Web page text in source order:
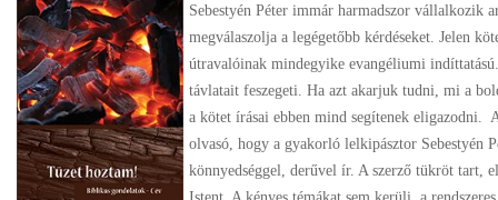
Sebestyén Péter immár harmadszor vállalkozik
megválaszolja a legégetőbb kérdéseket. Jelen
útravalóinak mindegyike evangéliumi
távlatait feszegeti. Ha azt akarjuk tudni, mi a
a kötet írásai ebben mind segítenek eligazodni.
olvasó, hogy a gyakorló lelkipásztor Sebestyén
könnyedséggel, derűvel ír. A szerző tükröt tart,